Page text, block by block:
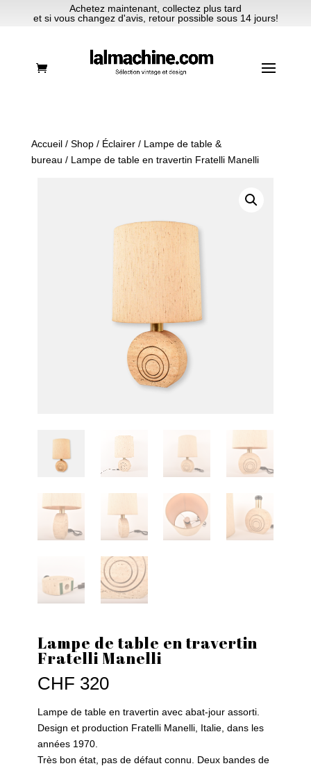
Achetez maintenant, collectez plus tard
et si vous changez d'avis, retour possible sous 14 jours!
Accueil/ Shop/ Éclairer/ Lampe de table &
bureau / Lampe de table en travertin Fratelli Manelli
Lampe de table en travertin
Fratelli Manelli
CHF 320
Lampe de table en travertin avec abat-jour assorti.
Design et production Fratelli Manelli, Italie, dans les
années 1970.
Très bon état, pas de défaut connu. Deux bandes de